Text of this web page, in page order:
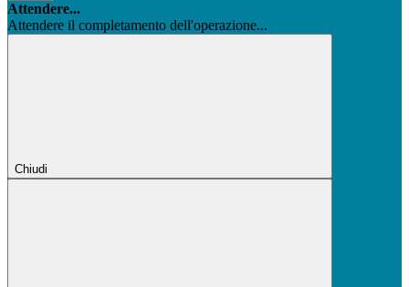
Attendere...
Attendere il completamento dell'operazione...
Chiudi